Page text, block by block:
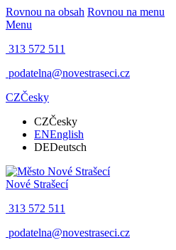
Rovnou na obsah Rovnou na menu
Menu
313 572 511
podatelna@novestraseci.cz
CZČesky
CZČesky
ENEnglish
DEDeutsch
Nové Strašecí
313 572 511
podatelna@novestraseci.cz